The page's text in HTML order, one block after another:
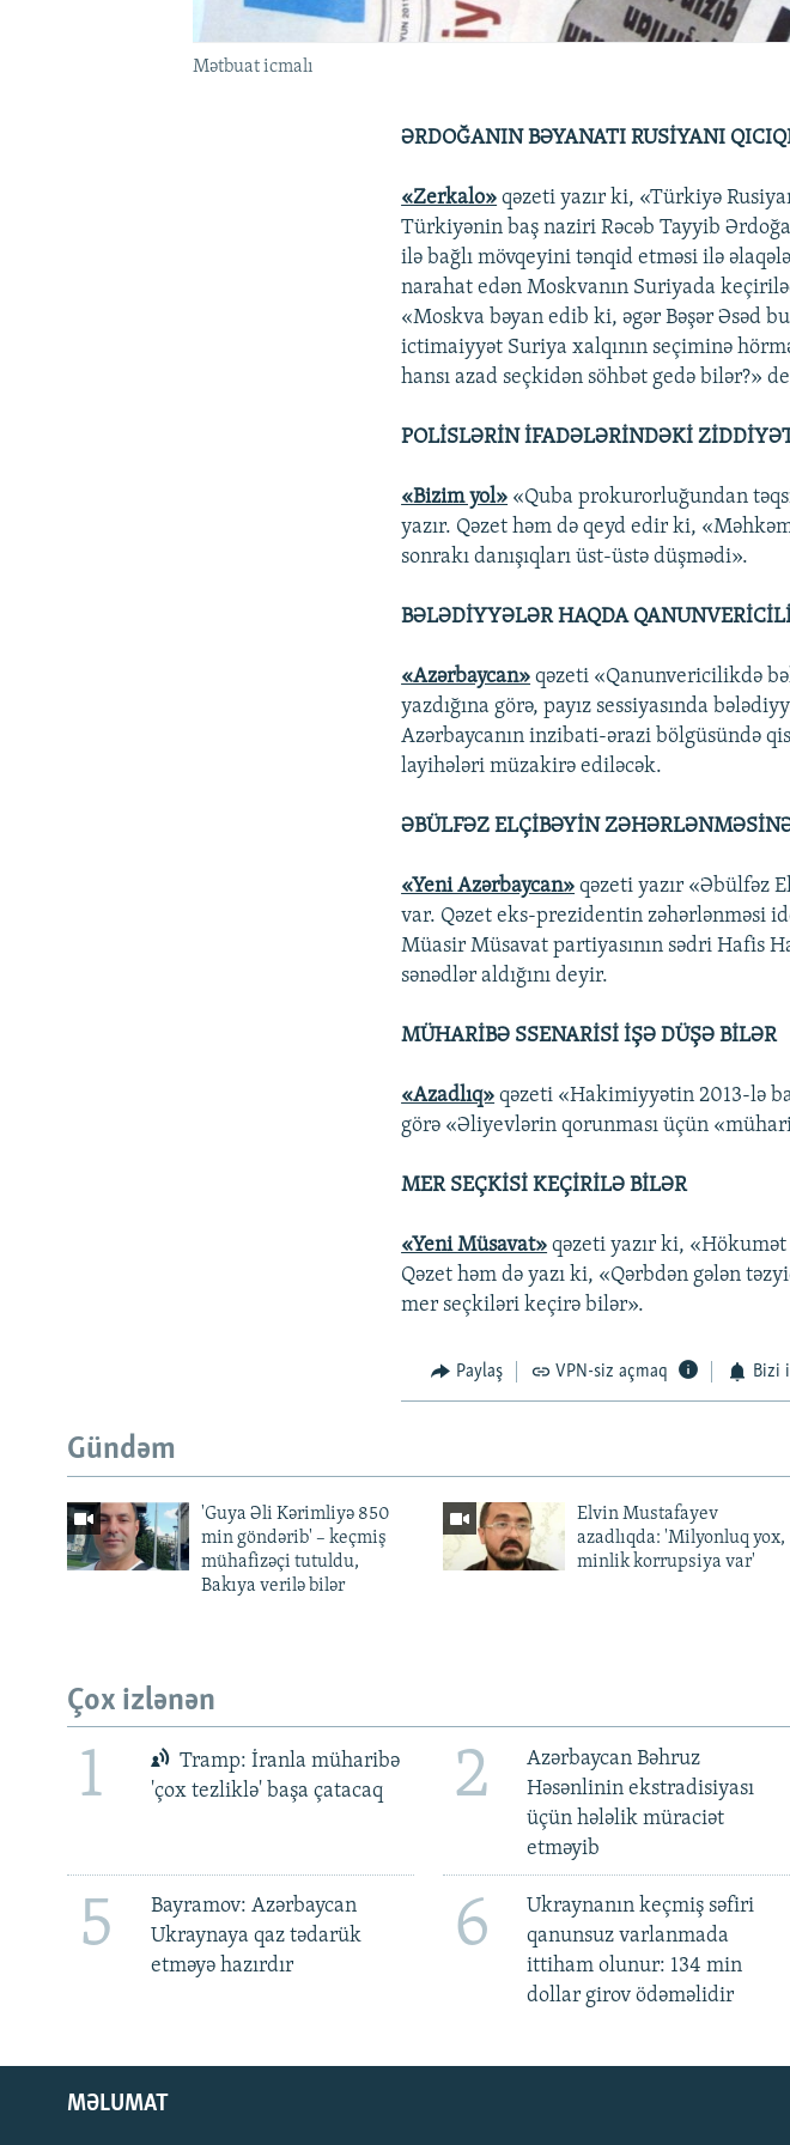
Mətbuat icmalı
ƏRDOĞANIN BƏYANATI RUSİYANI
«Zerkalo» qəzeti yazır ki, «Türkiyə
Türkiyənin baş naziri Rəcəb Tayyib
ilə bağlı mövqeyini tənqid etməsi ilə
narahat edən Moskvanın Suriyada
«Moskva bəyan edib ki, əgər Bəşər Əsəd
ictimaiyyət Suriya xalqının seçiminə
hansı azad seçkidən söhbət gedə bilər?»
POLİSLƏRİN İFADƏLƏRİNDƏKİ
«Bizim yol» «Quba prokurorluğundan
yazır. Qəzet həm də qeyd edir ki,
sonrakı danışıqları üst-üstə düşmədi».
BƏLƏDİYYƏLƏR HAQDA
«Azərbaycan» qəzeti «Qanunvericilikdə
yazdığına görə, payız sessiyasında
Azərbaycanın inzibati-ərazi bölgüsündə
layihələri müzakirə ediləcək.
ƏBÜLFƏZ ELÇİBƏYİN
«Yeni Azərbaycan» qəzeti yazır «Əbülfəz
var. Qəzet eks-prezidentin zəhərlənməsi
Müasir Müsavat partiyasının sədri Hafis
sənədlər aldığını deyir.
MÜHARİBƏ SSENARİSİ İŞƏ DÜŞƏ BİLƏR
«Azadlıq» qəzeti «Hakimiyyətin 2013-lə
görə «Əliyevlərin qorunması üçün
MER SEÇKİSİ KEÇİRİLƏ BİLƏR
«Yeni Müsavat» qəzeti yazır ki, «Hökumət
Qəzet həm də yazı ki, «Qərbdən gələn
mer seçkiləri keçirə bilər».
Paylaş VPN-siz açmaq Bizi
Gündəm
'Guya Əli Kərimliyə 850
min göndərib' – keçmiş
mühafizəçi tutuldu,
Bakıya verilə bilər
Elvin Mustafayev
azadlıqda: 'Milyonluq yox,
minlik korrupsiya var'
Çox izlənən
1
Tramp: İranla müharibə
'çox tezliklə' başa çatacaq
2
Azərbaycan Bəhruz
Həsənlinin ekstradisiyası
üçün hələlik müraciət
etməyib
5
Bayramov: Azərbaycan
Ukraynaya qaz tədarük
etməyə hazırdır
6
Ukraynanın keçmiş səfiri
qanunsuz varlanmada
ittiham olunur: 134 min
dollar girov ödəməlidir
MƏLUMAT